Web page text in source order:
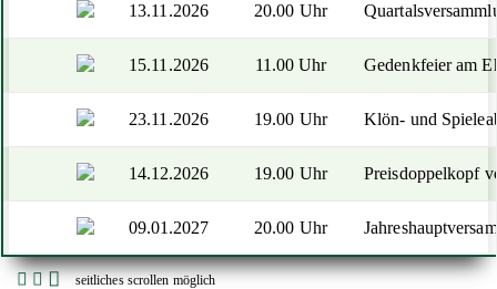
13.11.2026 20.00 Uhr
15.11.2026 11.00 Uhr Gedenkfeier am
23.11.2026 19.00 Uhr Klön- und
14.12.2026 19.00 Uhr Preisdoppelkopf
09.01.2027 20.00 Uhr
seitliches scrollen möglich